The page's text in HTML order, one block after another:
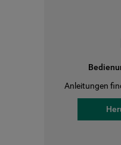
Anleitungen